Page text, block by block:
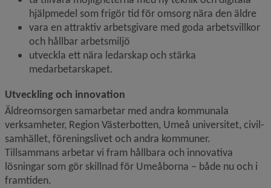
hjälpmedel som frigör tid för omsorg nära den äldre
vara en attraktiv arbetsgivare med goda arbetsvillkor
och hållbar arbetsmiljö
utveckla ett nära ledarskap och stärka
medarbetarskapet.
Utveckling och innovation
Äldreomsorgen samarbetar med andra kommunala
verksamheter, Region Västerbotten, Umeå universitet, civil­
samhället, föreningslivet och andra kommuner.
Tillsammans arbetar vi fram hållbara och innovativa
lösningar som gör skillnad för Umeåborna – både nu och i
framtiden.